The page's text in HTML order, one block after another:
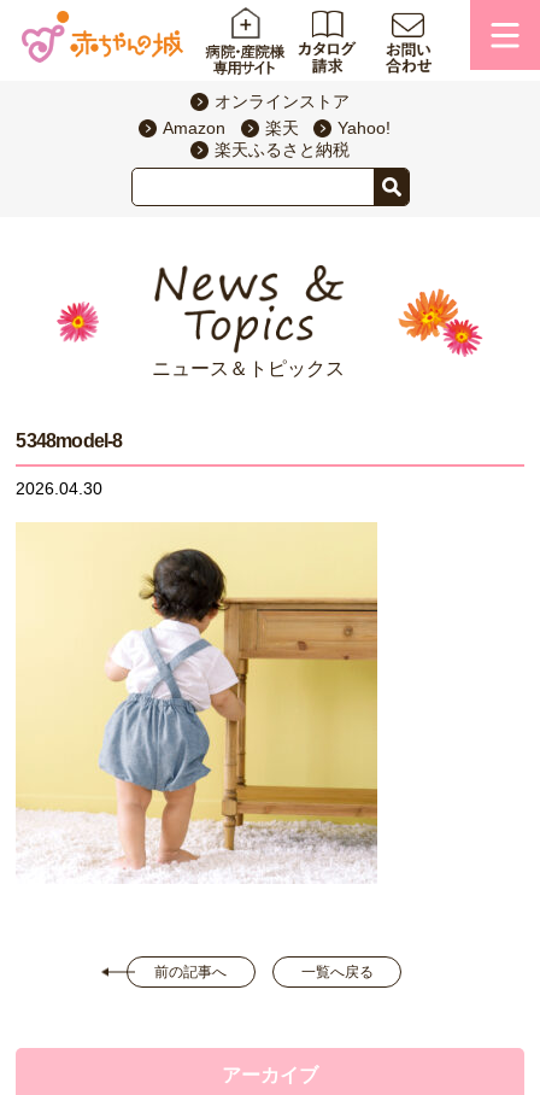
オンラインストア
Amazon
楽天
Yahoo!
楽天ふるさと納税
ニュース＆トピックス
5348model-8
2026.04.30
前の記事へ 一覧へ戻る
アーカイブ